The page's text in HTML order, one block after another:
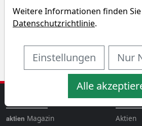
1T 1W
1J
3J
MAGAZINE
aktien Magazin
Aktien
Weitere Informationen finden
Datenschutzrichtlinie.
Einstellungen Nur
Alle